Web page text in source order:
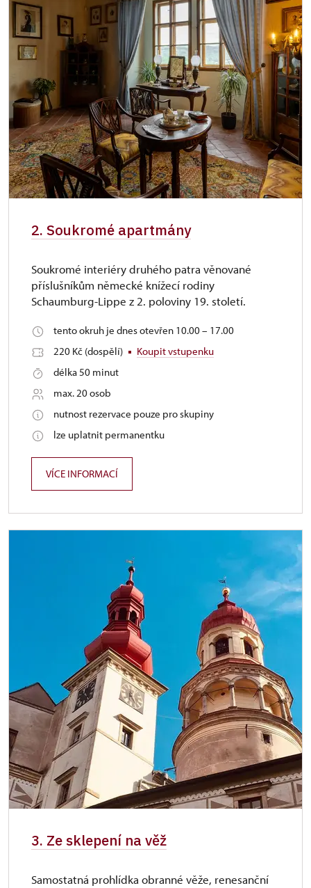
příslušníci)
zdarma
Průkaz Náš člověk (pouze držitel) zdarma
2. Soukromé apartmány
Soukromé interiéry druhého patra věnované
příslušníkům německé knížecí rodiny
Schaumburg-Lippe z 2. poloviny 19. století.
tento okruh je dnes otevřen 10.00 – 17.00
220 Kč (dospělí)
Koupit vstupenku
délka 50 minut
max. 20 osob
nutnost rezervace pouze pro skupiny
lze uplatnit permanentku
VÍCE INFORMACÍ
3. Ze sklepení na věž
Samostatná prohlídka obranné věže, renesanční